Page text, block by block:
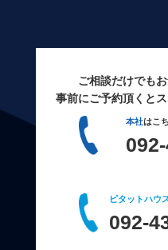
ご相談だけでも
事前にご予約頂くと
本社はこ
ピタットハウ
092-